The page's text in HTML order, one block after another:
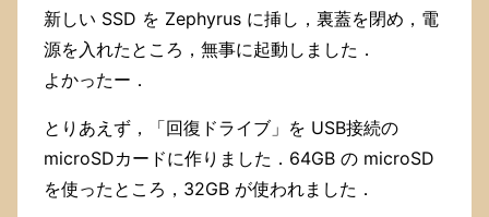
新しい SSD を Zephyrus に挿し，裏蓋を閉め，電
源を入れたところ，無事に起動しました．
よかったー．
とりあえず，「回復ドライブ」を USB接続の
microSDカードに作りました．64GB の microSD
を使ったところ，32GB が使われました．